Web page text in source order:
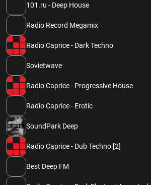
101.ru - Deep House
Radio Record Megamix
Radio Caprice - Dark Techno
Sovietwave
Radio Caprice - Progressive House
Radio Caprice - Erotic
SoundPark Deep
Radio Caprice - Dub Techno [2]
Best Deep FM